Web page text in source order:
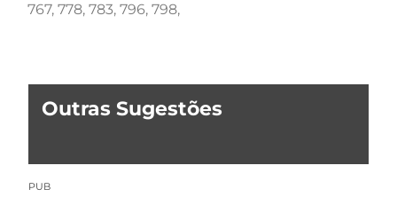
767, 778, 783, 796, 798,
Outras Sugestões
PUB